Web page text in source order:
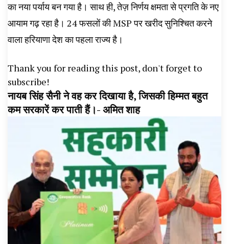
का नया पर्याय बन गया है। साथ ही, तेज़ निर्णय क्षमता से प्रगति के नए
आयाम गढ़ रहा है। 24 फसलों की MSP पर खरीद सुनिश्चित करने
वाला हरियाणा देश का पहला राज्य है।
Thank you for reading this post, don't forget to
subscribe!
नायब सिंह सैनी ने वह कर दिखाया है, जिसकी हिम्मत बहुत
कम सरकारें कर पाती हैं।- अमित शाह